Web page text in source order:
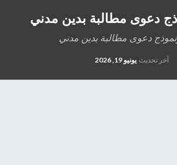
للمحاماه قضايا مجلس الدوله والقضاء
دعوى مطالبة بدين مدني
دعوى مطالبة بدين مدني
آخر تحديث يونيو 19, 2026